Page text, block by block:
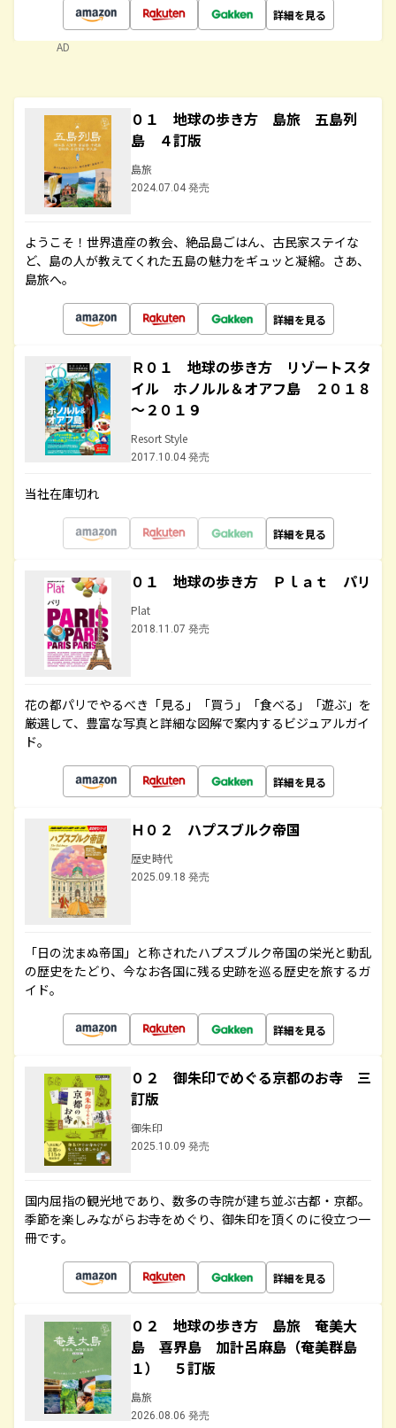
詳細を見る
AD
０１ 地球の歩き方 島旅 五島列
島 ４訂版
島旅
2024.07.04 発売
ようこそ！世界遺産の教会、絶品島ごはん、古民家ステイな
ど、島の人が教えてくれた五島の魅力をギュッと凝縮。さあ、
島旅へ。
詳細を見る
Ｒ０１ 地球の歩き方 リゾートスタ
イル ホノルル＆オアフ島 ２０１８
～２０１９
Resort Style
2017.10.04 発売
当社在庫切れ
詳細を見る
０１ 地球の歩き方 Ｐｌａｔ パリ
Plat
2018.11.07 発売
花の都パリでやるべき「見る」「買う」「食べる」「遊ぶ」を
厳選して、豊富な写真と詳細な図解で案内するビジュアルガイ
ド。
詳細を見る
Ｈ０２ ハプスブルク帝国
歴史時代
2025.09.18 発売
「日の沈まぬ帝国」と称されたハプスブルク帝国の栄光と動乱
の歴史をたどり、今なお各国に残る史跡を巡る歴史を旅するガ
イド。
詳細を見る
０２ 御朱印でめぐる京都のお寺 三
訂版
御朱印
2025.10.09 発売
国内屈指の観光地であり、数多の寺院が建ち並ぶ古都・京都。
季節を楽しみながらお寺をめぐり、御朱印を頂くのに役立つ一
冊です。
詳細を見る
０２ 地球の歩き方 島旅 奄美大
島 喜界島 加計呂麻島（奄美群島
１） ５訂版
島旅
2026.08.06 発売